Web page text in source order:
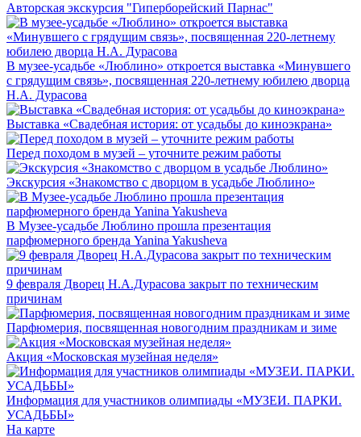
Авторская экскурсия "Гиперборейский Парнас"
В музее-усадьбе «Люблино» откроется выставка «Минувшего
с грядущим связь», посвященная 220-летнему юбилею дворца
Н.А. Дурасова
Выставка «Свадебная история: от усадьбы до киноэкрана»
Перед походом в музей – уточните режим работы
Экскурсия «Знакомство с дворцом в усадьбе Люблино»
В Музее-усадьбе Люблино прошла презентация
парфюмерного бренда Yanina Yakusheva
9 февраля Дворец Н.А.Дурасова закрыт по техническим
причинам
Парфюмерия, посвященная новогодним праздникам и зиме
Акция «Московская музейная неделя»
Информация для участников олимпиады «МУЗЕИ. ПАРКИ.
УСАДЬБЫ»
На карте